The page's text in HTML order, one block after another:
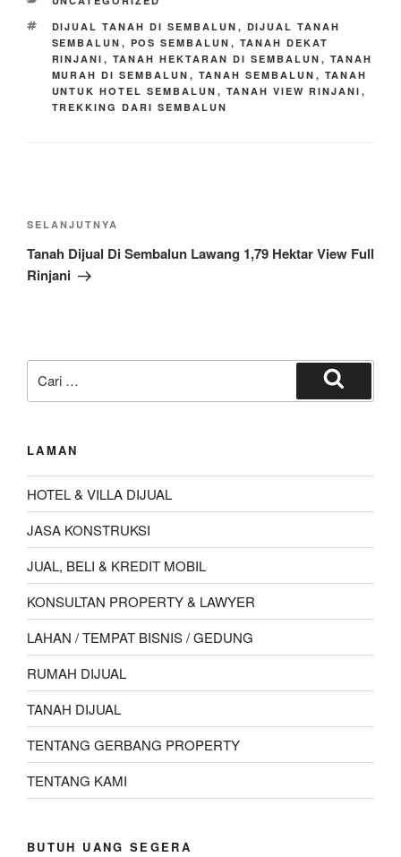
e
TAG
DIJUAL TANAH DI SEMBALUN , DIJUAL TANAH
SEMBALUN , POS SEMBALUN , TANAH DEKAT
RINJANI , TANAH HEKTARAN DI SEMBALUN , TANAH
MURAH DI SEMBALUN , TANAH SEMBALUN , TANAH
UNTUK HOTEL SEMBALUN , TANAH VIEW RINJANI ,
TREKKING DARI SEMBALUN
pos
Pos
Selanjutnya
SELANJUTNYA
Tanah Dijual Di Sembalun Lawang 1,79 Hektar View Full
Rinjani
untuk:
Cari
LAMAN
HOTEL & VILLA DIJUAL
JASA KONSTRUKSI
JUAL, BELI & KREDIT MOBIL
KONSULTAN PROPERTY & LAWYER
LAHAN / TEMPAT BISNIS / GEDUNG
RUMAH DIJUAL
TANAH DIJUAL
TENTANG GERBANG PROPERTY
TENTANG KAMI
BUTUH UANG SEGERA